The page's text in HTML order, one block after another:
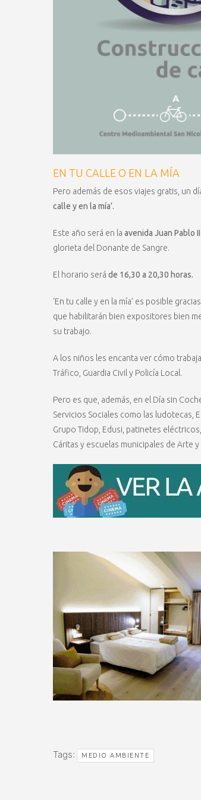
EN TU CALLE O EN LA MÍA
Pero además de esos viajes gratis, un
calle y en la mía’.
Este año será en la avenida Juan Pablo II
glorieta del Donante de Sangre.
El horario será de 16,30 a 20,30 horas.
‘En tu calle y en la mía’ es posible
que habilitarán bien expositores bien
su trabajo.
A los niños les encanta ver cómo
Tráfico, Guardia Civil y Policía Local.
Pero es que, además, en el Día sin
Servicios Sociales como las ludotecas,
Grupo Tidop, Edusi, patinetes
Cáritas y escuelas municipales de Arte y
Tags: MEDIO AMBIENTE